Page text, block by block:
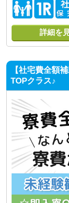
詳細を
【社宅費全額
TOPクラス♪